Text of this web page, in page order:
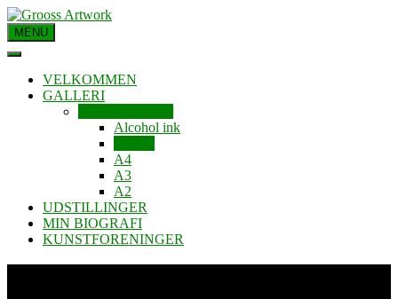
MENU
VELKOMMEN
GALLERI
Alcohol ink
A4
A3
A2
UDSTILLINGER
MIN BIOGRAFI
KUNSTFORENINGER